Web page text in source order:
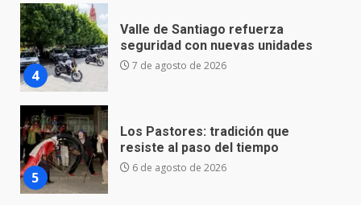
4
5
Los Pastores: tradición que
El Pbro. Mario Alberto Pérez
asume la administración de la